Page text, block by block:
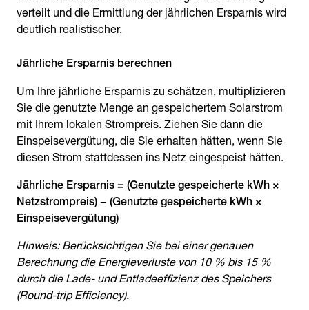
verteilt und die Ermittlung der jährlichen Ersparnis wird
deutlich realistischer.
Jährliche Ersparnis berechnen
Um Ihre jährliche Ersparnis zu schätzen, multiplizieren
Sie die genutzte Menge an gespeichertem Solarstrom
mit Ihrem lokalen Strompreis. Ziehen Sie dann die
Einspeisevergütung, die Sie erhalten hätten, wenn Sie
diesen Strom stattdessen ins Netz eingespeist hätten.
Jährliche Ersparnis = (Genutzte gespeicherte kWh ×
Netzstrompreis) − (Genutzte gespeicherte kWh ×
Einspeisevergütung)
Hinweis: Berücksichtigen Sie bei einer genauen
Berechnung die Energieverluste von 10 % bis 15 %
durch die Lade- und Entladeeffizienz des Speichers
(Round-trip Efficiency).